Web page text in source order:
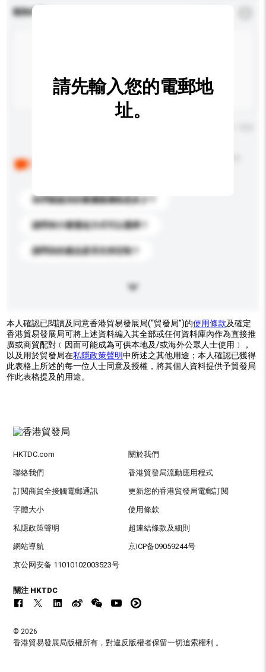
查詢內容
你們能提供的最優惠價格是多少？
請問有什麼運送方式可以選擇？
請問你的產品是否支持定制？
請先輸入您的電郵地
址。
本人確認已閱讀及同意香港貿易發展局(“貿發局”)的使用條款及確定
香港貿易發展局可將上述資料編入其全部或任何資料庫內作為直接推
廣或商貿配對﹝因而可能成為可供本地及/或海外公眾人士使用﹞，
以及用於貿發局在私隱政策聲明中所述之其他用途；本人確認已獲得
此表格上所述的每一位人士同意及授權，將其個人資料提供予貿發局
作此表格提及的用途。
HKTDC.com 關於我們
聯絡我們 香港貿發局流動應用程式
訂閱商貿全接觸電郵通訊 更新您的香港貿發局電郵訂閱
字體大小 使用條款
私隱政策聲明 超連結條款及細則
網站導航 京ICP备09059244号
京公网安备 11010102003523号
關注 HKTDC
© 2026
香港貿易發展局版權所有，對違反版權者保留一切追索權利 。